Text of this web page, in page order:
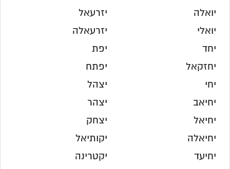
יואלה
יואלי
יזרעאל
יזרעאלה
יחד
יחזקאל
יחי
יחיאב
יחיאל
יחיאלה
יחיעד
יפת
יפתח
יצהל
יצהר
יצחק
יקותיאל
יקטרינה